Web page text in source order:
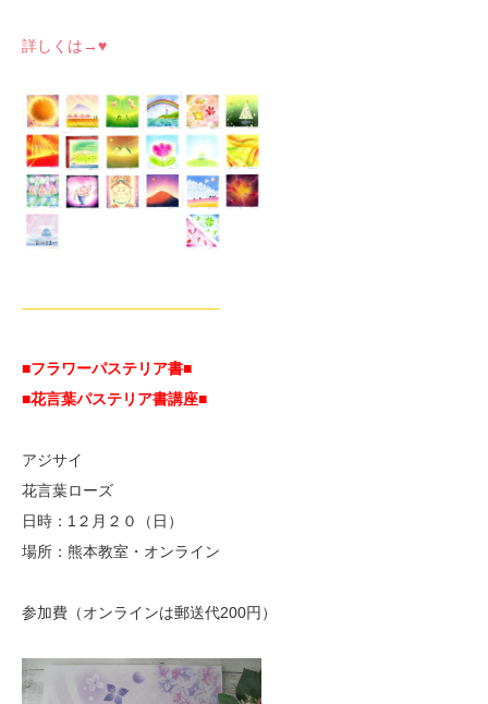
詳しくは→♥
—————————————
■フラワーパステリア書■
■花言葉パステリア書講座■
アジサイ
花言葉ローズ
日時：1２月２０（日）
場所：熊本教室・オンライン
参加費（オンラインは郵送代200円）